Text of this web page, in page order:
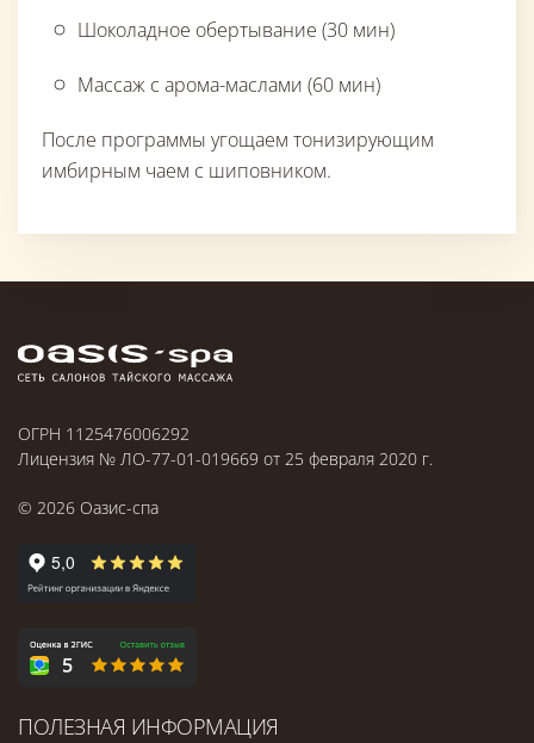
Шоколадное обертывание (30 мин)
Массаж с арома-маслами (60 мин)
После программы угощаем тонизирующим
имбирным чаем с шиповником.
ОГРН 1125476006292
Лицензия № ЛО-77-01-019669 от 25 февраля 2020 г.
© 2026 Оазис-спа
ПОЛЕЗНАЯ ИНФОРМАЦИЯ